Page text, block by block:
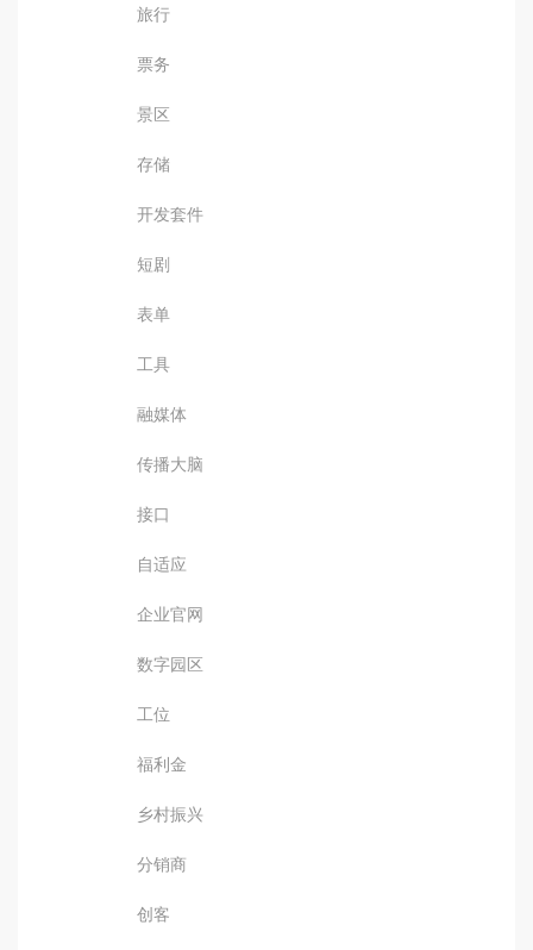
旅行
票务
景区
存储
开发套件
短剧
表单
工具
融媒体
传播大脑
接口
自适应
企业官网
数字园区
工位
福利金
乡村振兴
分销商
创客